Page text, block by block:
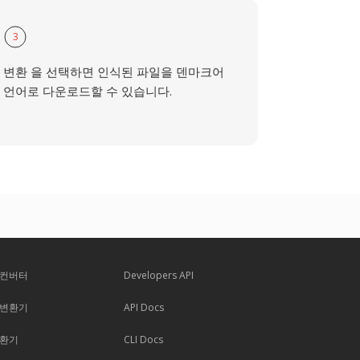
3
변환 을 선택하면 인식된 파일을 덴마크어
언어로 다운로드할 수 있습니다.
버터
환기
기
Developers API
API Docs
CLI Docs